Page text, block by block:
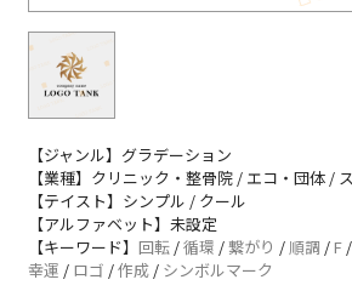
【ジャンル】グラデーション
【業種】クリニック・整骨院 / エコ・団体 /
【テイスト】シンプル / クール
【アルファベット】未設定
【キーワード】 回転 /循環 /繋がり /順調 /F /
幸運 / ロゴ /作成 / シンボルマーク